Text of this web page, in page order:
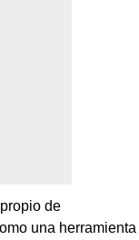
de
una herramienta